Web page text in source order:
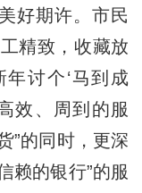
好期许。市民
精致，收藏放
讨个‘马到成
效、周到的服
”的同时，更深
赖的银行”的服